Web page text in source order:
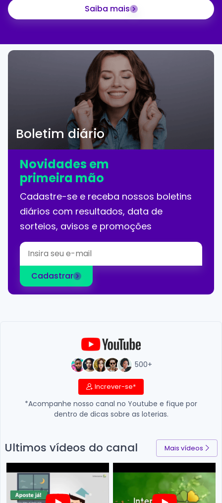
Saiba mais
Novidades em
primeira mão
Cadastre-se e receba nossos boletins
diários com resultados, data de
sorteios, avisos e promoções
Cadastrar
Boletim diário
500+
Increver-se*
*Acompanhe nosso canal no Youtube e fique por
dentro de dicas sobre as loterias.
Ultimos vídeos do canal Mais vídeos